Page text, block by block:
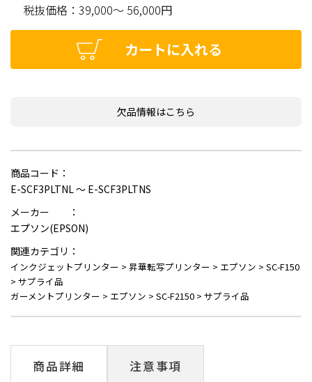
税抜価格：39,000～ 56,000円
カートに入れる
欠品情報はこちら
商品コード：
E-SCF3PLTNL ～ E-SCF3PLTNS
メーカー ：
エプソン(EPSON)
関連カテゴリ：
インクジェットプリンター > 昇華転写プリンター > エプソン > SC-F150
> サプライ品
ガーメントプリンター > エプソン > SC-F2150 > サプライ品
商品詳細 注意事項